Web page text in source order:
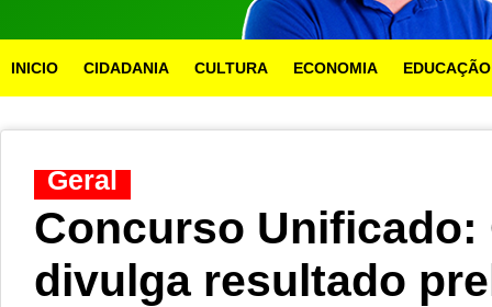
INICIO CIDADANIA CULTURA ECONOMIA EDUCAÇÃO
Geral
Concurso Unificado:
divulga resultado